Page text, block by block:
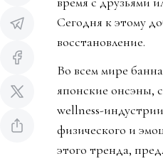
Сегодня к этому
восстановление.
Во всем мире
японские онсэны,
wellness-
физического и
этого тренда,